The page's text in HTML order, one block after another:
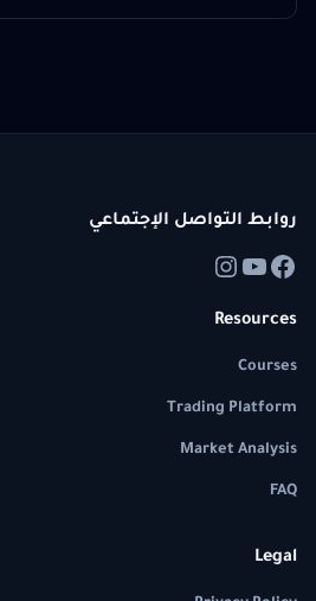
روابط التواصل الإجتماعي
Resources
Courses
Trading Platform
Market Analysis
FAQ
Legal